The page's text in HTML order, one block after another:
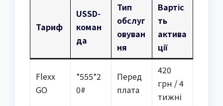
Тариф
USSD-
коман
да
Тип
обслуг
овуван
ня
Вартіс
ть
актива
ції
Flexx
GO
*555*2
0#
Перед
плата
420
грн / 4
тижні